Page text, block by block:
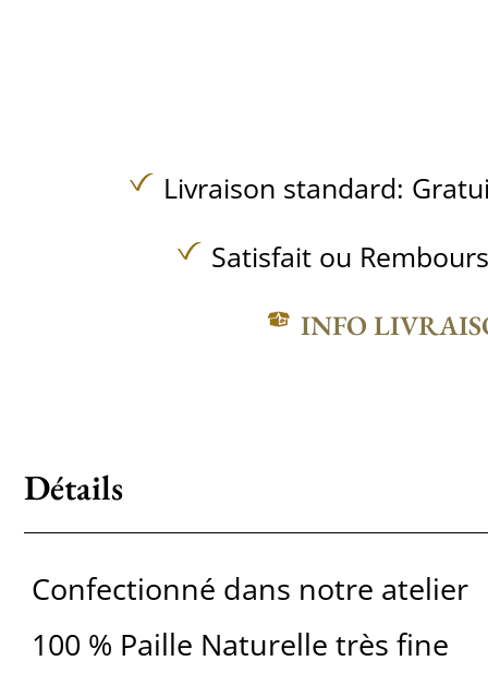
Livraison standard:
Satisfait ou
INFO
Détails
Confectionné dans notre atelier
100 % Paille Naturelle très fine